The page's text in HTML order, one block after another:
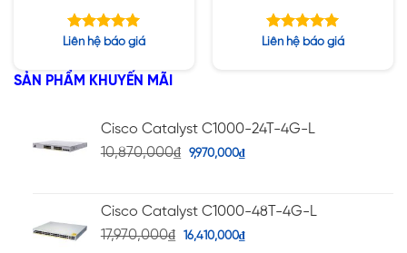
Workstation Intel i7-
512GB SSD,15.6 inch
Được xếp
5 sao
Liên hệ báo giá
SSD, Nvidia A2000
Được xếp
Liên hệ báo giá
SẢN PHẨM KHUYẾN MÃI
Cisco Catalyst C1000-24T-4G-L
10,870,000₫ 9,970,000₫
Cisco Catalyst C1000-48T-4G-L
17,970,000₫ 16,410,000₫